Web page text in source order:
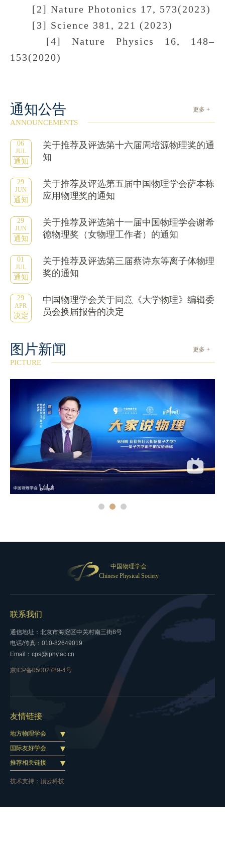
[2] Nature Photonics 17, 573(2023)
[3] Science 381, 221 (2023)
[4] Nature Physics 16, 148–
153(2020)
通知公告 更多 +
ANNOUNCEMENTS
06
JUL
通知
关于推荐及评选第十六届周培源物理奖的通
知
29
JUN
通知
关于推荐及评选第五届中国物理学会萨本栋
应用物理奖的通知
29
JUN
通知
关于推荐及评选第十一届中国物理学会谢希
德物理奖（女物理工作者）的通知
01
JUL
通知
关于推荐及评选第三届蔡诗东等离子体物理
奖的通知
29
APR
决定
中国物理学会关于同意《大学物理》编辑委
员会换届报告的决定
更多 +
图片新闻
PICTURE
中国物理学会
Chinese Physical Society
联系我们
通信地址：北京市海淀区中关村南三街8号
电话/传真：010-82649019
Email：cps@iphy.ac.cn
京ICP备05002789-4号
友情链接
地方物理学会
国际友好学会
推荐相关链接
技术支持： 顶云科技